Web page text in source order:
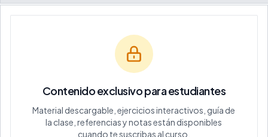
Contenido exclusivo para estudiantes
Material descargable, ejercicios interactivos, guía de
la clase, referencias y notas están disponibles
cuando te suscribas al curso.